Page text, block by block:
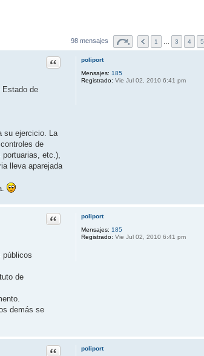
98 mensajes 1 3 4 5
poliport
Mensajes: 185
Registrado: Vie Jul 02, 2010 6:41 pm
Citar
Estado de
su ejercicio. La
de
etc.),
lleva aparejada
poliport
Mensajes: 185
Registrado: Vie Jul 02, 2010 6:41 pm
Citar
públicos
de
demás se
poliport
Citar